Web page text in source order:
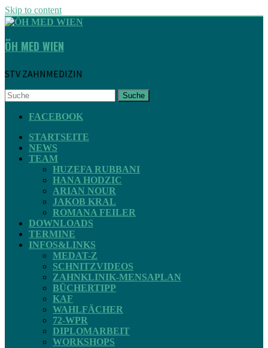
Skip to content
ÖH MED WIEN
STV ZAHNMEDIZIN
Suche
FACEBOOK
STARTSEITE
NEWS
TEAM
HUZEFA RUBBANI
HANA HODZIC
ARIAN NOUR
JAKOB KRAL
ROMANA FEILER
DOWNLOADS
TERMINE
INFOS&LINKS
MEDAT-Z
SCHNITZVIDEOS
ZAHNKLINIK-MENSAPLAN
BÜCHERTIPP
KAF
WAHLFÄCHER
72-WPR
DIPLOMARBEIT
WORKSHOPS